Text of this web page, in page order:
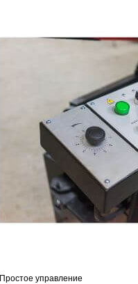
Простое управление